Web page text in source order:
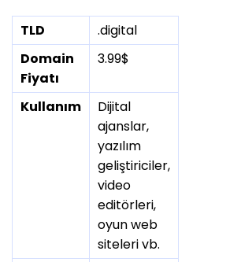
TLD
.digital
Domain
Fiyatı
3.99$
Kullanım
Dijital
ajanslar,
yazılım
geliştiriciler,
video
editörleri,
oyun web
siteleri vb.